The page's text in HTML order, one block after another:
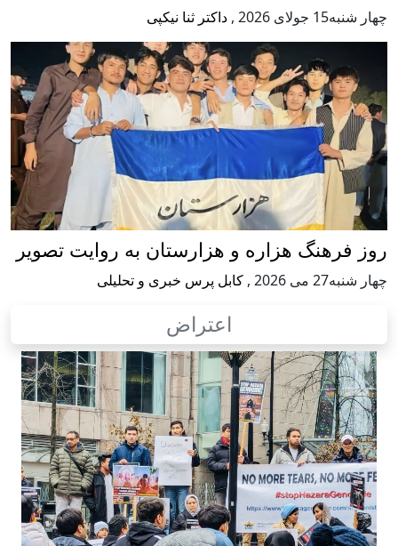
چهار شنبه15 جولای 2026 , داکتر ثنا نیکپی
روز فرهنگ هزاره و هزارستان به روایت تصویر
چهار شنبه27 می 2026 , کابل پرس خبری و تحلیلی
اعتراض